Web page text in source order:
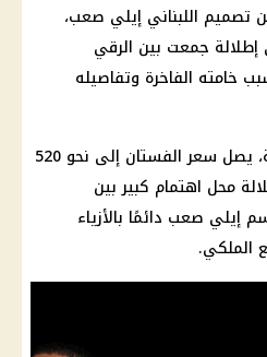
اللبناني إيلي صعب،
جمعت بين الرقي
خامته الفاخرة وتفاصيله
وبحسب المعلومات المتداولة، يصل سعر الفستان إلى نحو 520
محل اهتمام كبير بين
إيلي صعب دائمًا بالأزياء
الملكي.